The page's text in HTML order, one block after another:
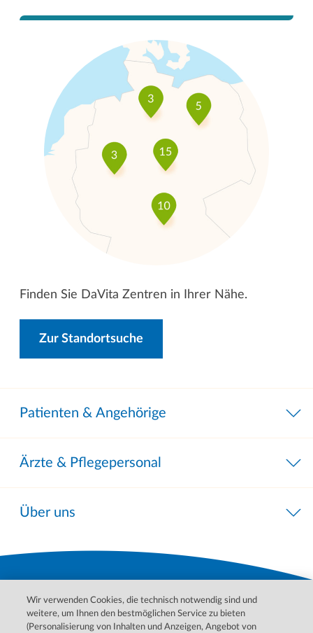
Finden Sie DaVita Zentren in Ihrer Nähe.
Zur Standortsuche
Patienten & Angehörige
Ärzte & Pflegepersonal
Über uns
Wir verwenden Cookies, die technisch notwendig sind und
weitere, um Ihnen den bestmöglichen Service zu bieten
(Personalisierung von Inhalten und Anzeigen, Angebot von